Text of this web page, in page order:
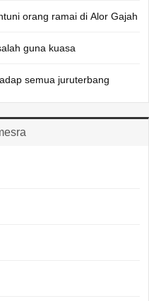
orang ramai di Alor Gajah
guna kuasa
semua juruterbang